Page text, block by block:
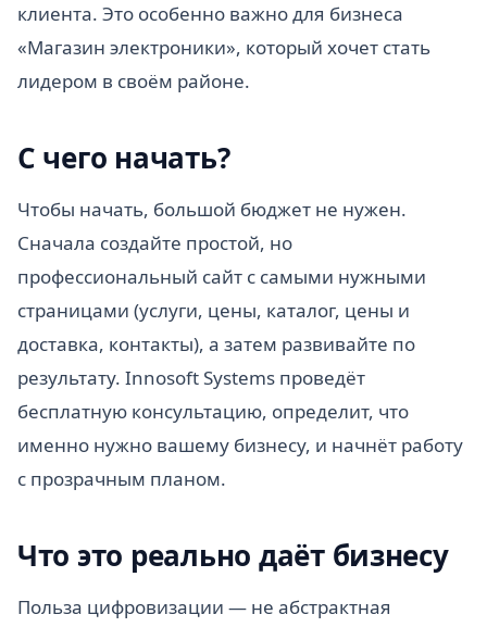
клиента. Это особенно важно для бизнеса
«Магазин электроники», который хочет стать
лидером в своём районе.
С чего начать?
Чтобы начать, большой бюджет не нужен.
Сначала создайте простой, но
профессиональный сайт с самыми нужными
страницами (услуги, цены, каталог, цены и
доставка, контакты), а затем развивайте по
результату. Innosoft Systems проведёт
бесплатную консультацию, определит, что
именно нужно вашему бизнесу, и начнёт работу
с прозрачным планом.
Что это реально даёт бизнесу
Польза цифровизации — не абстрактная